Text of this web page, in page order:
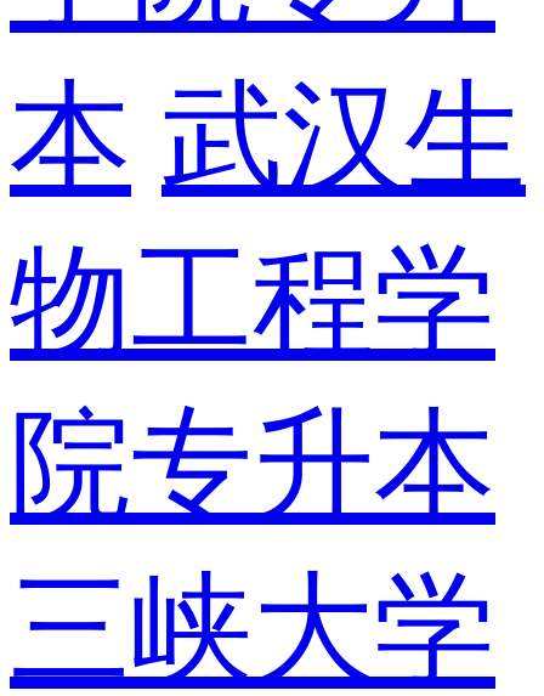
本 武汉生
物工程学
院专升本
三峡大学